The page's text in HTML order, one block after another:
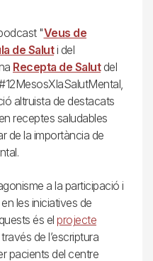
"Veus de
de Saluti del
Recepta de Salutdel
altruista de destacats
receptes saludables
de la importància de
a la participació i
les iniciatives de
és el projecte
través de l’escriptura
pacients del centre